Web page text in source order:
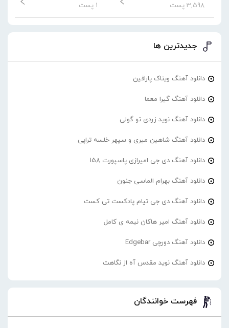
3,598 پست
1 پست
جدیدترین ها
دانلود آهنگ ویناک پارافین
دانلود آهنگ گیرا معما
دانلود آهنگ نوید زردی تو گولی
دانلود آهنگ شاهین میری و سپهر خلسه تراپی
دانلود آهنگ دی جی امیرازی پاسپورت 158
دانلود آهنگ بهرام الماسی جنون
دانلود آهنگ دی جی تیام پادکست تی کست
دانلود آهنگ امیر هاکان نیمه ی کامل
دانلود آهنگ دورچی Edgebar
دانلود آهنگ نوید مقدس آه از نگاهت
فهرست خوانندگان